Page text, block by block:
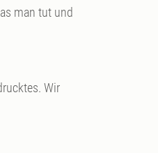
man tut und
Wir